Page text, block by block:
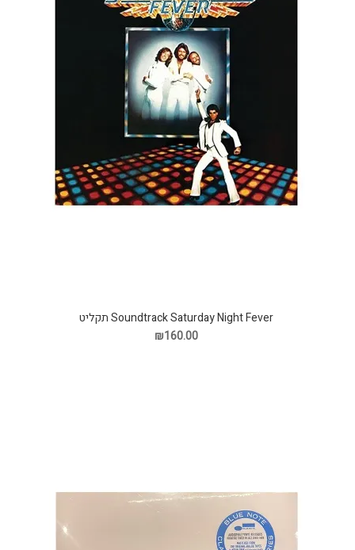
Soundtrack Saturday Night Fever תקליט
₪160.00